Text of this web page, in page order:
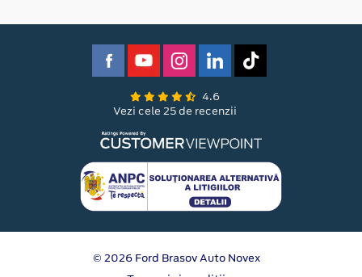
4.6
Vezi cele 25 de recenzii
© 2026 Ford Brasov Auto Novex